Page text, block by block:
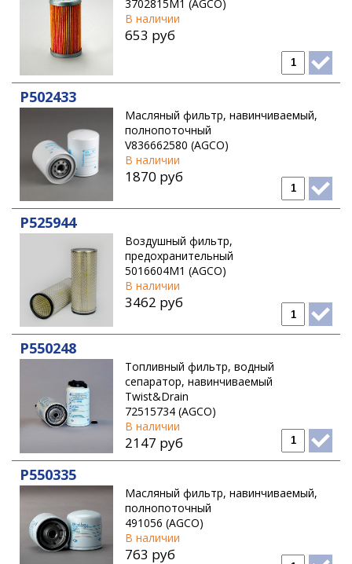
3702815M1 (AGCO)
В наличии
653 руб
P502433
Масляный фильтр, навинчиваемый,
полнопоточный
V836662580 (AGCO)
В наличии
1870 руб
P525944
Воздушный фильтр,
предохранительный
5016604M1 (AGCO)
В наличии
3462 руб
P550248
Топливный фильтр, водный
сепаратор, навинчиваемый
Twist&Drain
72515734 (AGCO)
В наличии
2147 руб
P550335
Масляный фильтр, навинчиваемый,
полнопоточный
491056 (AGCO)
В наличии
763 руб